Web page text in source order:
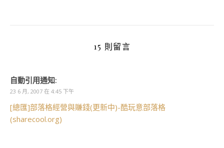
15 則留言
自動引用通知:
23 6 月, 2007 在 4:45 下午
[總匯]部落格經營與賺錢(更新中)-酷玩意部落格
(sharecool.org)